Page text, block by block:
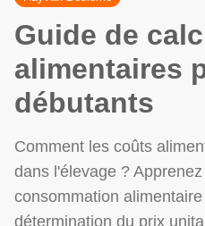
Guide de
alimentaires
débutants
Comment les coûts
dans l'élevage ?
consommation
détermination du prix